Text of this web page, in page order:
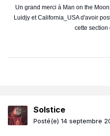
Un grand merci à Man on the
Luidjy et California_USA d'avoir
cette section
Solstice
Posté(e) 14 septembre